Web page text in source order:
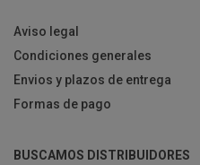
Aviso legal
Condiciones generales
Envios y plazos de entrega
Formas de pago
BUSCAMOS DISTRIBUIDORES